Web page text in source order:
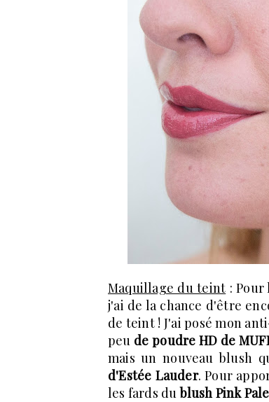
Maquillage du teint :
j'ai de la chance d'être
de teint ! J'ai posé mon
peu de poudre HD de
mais un nouveau blush
d'Estée Lauder. Pour
les fards dublush Pink